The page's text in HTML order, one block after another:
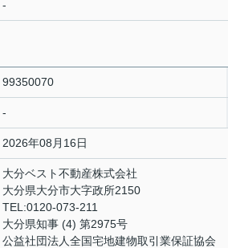
-
99350070
-
2026年08月16日
大分ベスト不動産株式会社
大分県大分市大字政所2150
TEL:0120-073-211
大分県知事 (4) 第2975号
公益社団法人全国宅地建物取引業保証協会